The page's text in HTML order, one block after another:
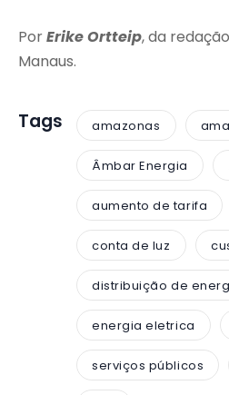
PorErike Ortteip, da
Manaus.
Tags amazonas
Âmbar Energia
aumento de tarifa
conta de luz
distribuição de
energia eletrica
serviços públicos